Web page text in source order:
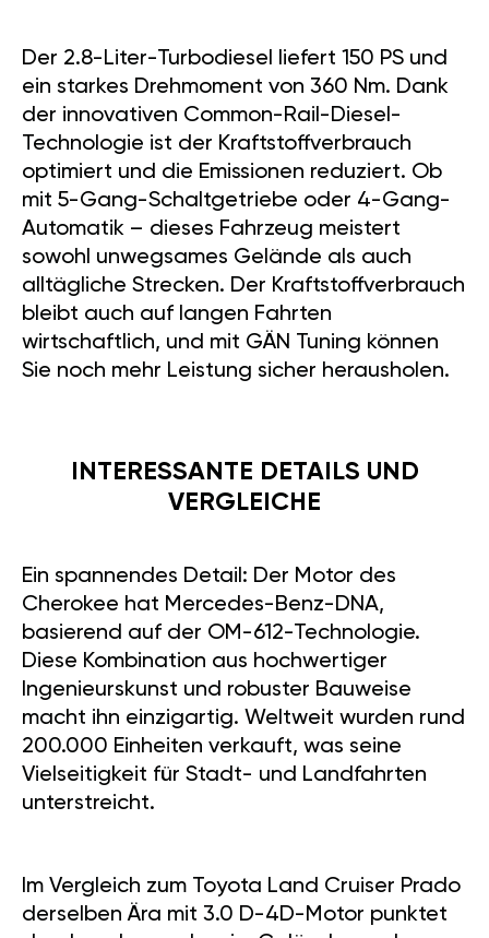
Der 2.8-Liter-Turbodiesel liefert 150 PS und
ein starkes Drehmoment von 360 Nm. Dank
der innovativen Common-Rail-Diesel-
Technologie ist der Kraftstoffverbrauch
optimiert und die Emissionen reduziert. Ob
mit 5-Gang-Schaltgetriebe oder 4-Gang-
Automatik – dieses Fahrzeug meistert
sowohl unwegsames Gelände als auch
alltägliche Strecken. Der Kraftstoffverbrauch
bleibt auch auf langen Fahrten
wirtschaftlich, und mit GÄN Tuning können
Sie noch mehr Leistung sicher herausholen.
INTERESSANTE DETAILS UND
VERGLEICHE
Ein spannendes Detail: Der Motor des
Cherokee hat Mercedes-Benz-DNA,
basierend auf der OM-612-Technologie.
Diese Kombination aus hochwertiger
Ingenieurskunst und robuster Bauweise
macht ihn einzigartig. Weltweit wurden rund
200.000 Einheiten verkauft, was seine
Vielseitigkeit für Stadt- und Landfahrten
unterstreicht.
Im Vergleich zum Toyota Land Cruiser Prado
derselben Ära mit 3.0 D-4D-Motor punktet